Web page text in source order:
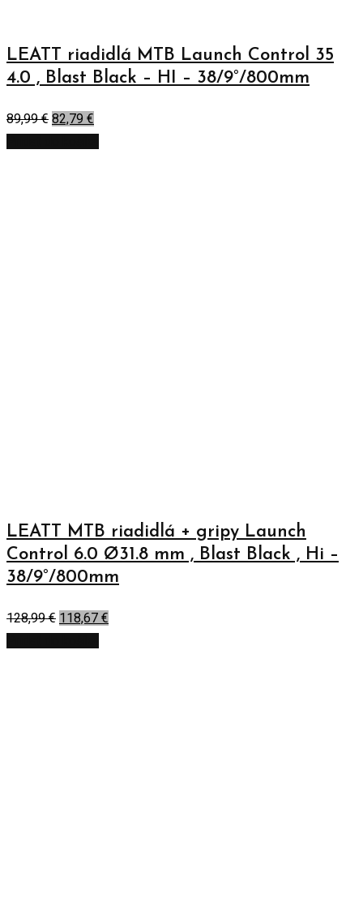
LEATT riadidlá MTB Launch Control 35
4.0 , Blast Black – HI – 38/9°/800mm
89,99€ 82,79 €
LEATT MTB riadidlá + gripy Launch
Control 6.0 Ø31.8 mm , Blast Black , Hi –
38/9°/800mm
128,99€ 118,67 €